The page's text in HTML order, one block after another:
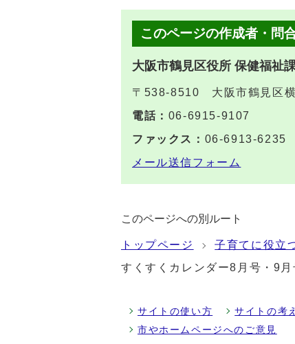
このページの作成者・問
大阪市鶴見区役所 保健福祉
〒538-8510 大阪市鶴見区横
電話： 06-6915-9107
ファックス： 06-6913-6235
メール送信フォーム
このページへの別ルート
トップページ 子育てに役立
すくすくカレンダー8月号・9月
サイトの使い方 サイトの考
市やホームページへのご意見